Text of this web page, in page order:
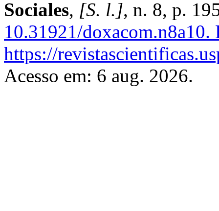
Sociales, [S. l.], n. 8, p.
10.31921/doxacom.n8a10.
https://
Acesso em: 6 aug. 2026.